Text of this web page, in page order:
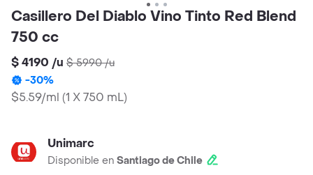
Casillero Del Diablo Vino Tinto Red Blend
750 cc
$ 4190 /u $ 5990/u
-30%
$5.59/ml (1 X 750 mL)
Unimarc
Disponible en Santiago de Chile